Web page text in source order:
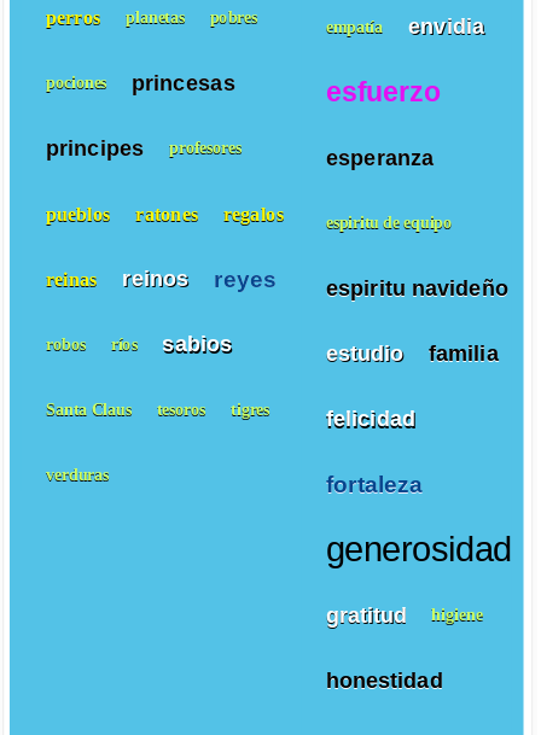
empatía envidia
esfuerzo
esperanza
espiritu de equipo
espiritu navideño
estudio familia
felicidad
fortaleza
generosidad
gratitud higiene
honestidad
perros planetas pobres
pociones princesas
principes profesores
pueblos ratones regalos
reinas reinos reyes
robos ríos sabios
Santa Claus tesoros tigres
verduras